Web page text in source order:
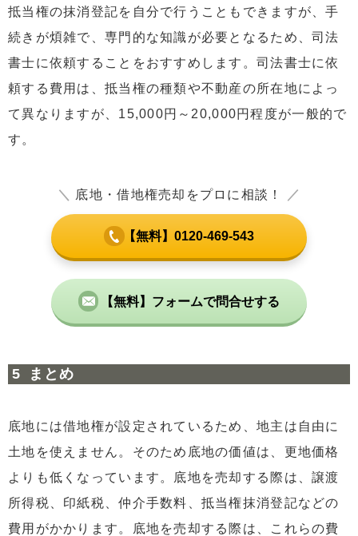
抵当権の抹消登記を自分で行うこともできますが、手
続きが煩雑で、専門的な知識が必要となるため、司法
書士に依頼することをおすすめします。司法書士に依
頼する費用は、抵当権の種類や不動産の所在地によっ
て異なりますが、15,000円～20,000円程度が一般的で
す。
＼ 底地・借地権売却をプロに相談！ ／
【無料】0120-469-543
【無料】フォームで問合せする
まとめ
底地には借地権が設定されているため、地主は自由に
土地を使えません。そのため底地の価値は、更地価格
よりも低くなっています。底地を売却する際は、譲渡
所得税、印紙税、仲介手数料、抵当権抹消登記などの
費用がかかります。底地を売却する際は、これらの費